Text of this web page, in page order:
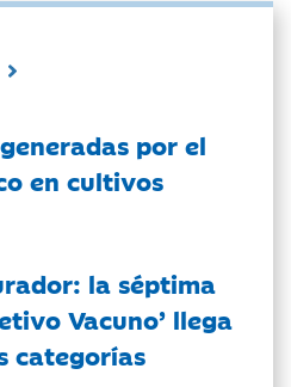
por el
en cultivos
la séptima
Vacuno’ llega
categorías